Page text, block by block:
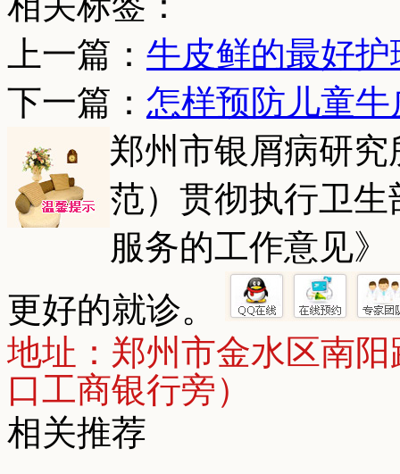
上一篇： 牛皮鲜的最好护
下一篇： 怎样预防儿童牛
郑州市银屑病研
范）贯彻执行卫
服务的工作意见
更好的就诊。
地址：郑州市金水区南
口工商银行旁）
相关推荐